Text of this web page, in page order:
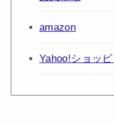
amazon
Yahoo!ショッ